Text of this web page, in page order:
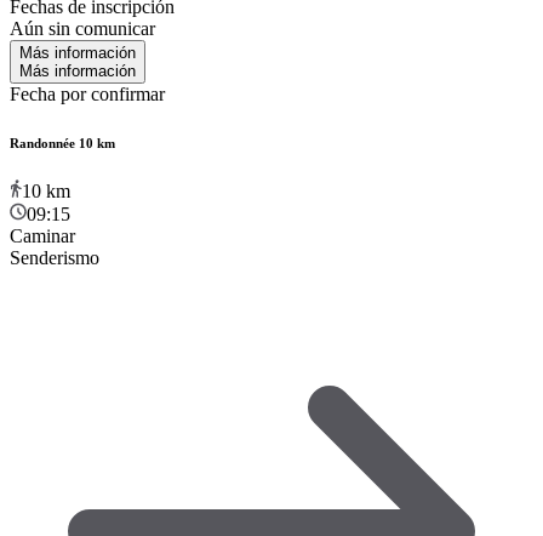
Fechas de inscripción
Aún sin comunicar
Más información
Más información
Fecha por confirmar
Randonnée 10 km
10 km
09:15
Caminar
Senderismo